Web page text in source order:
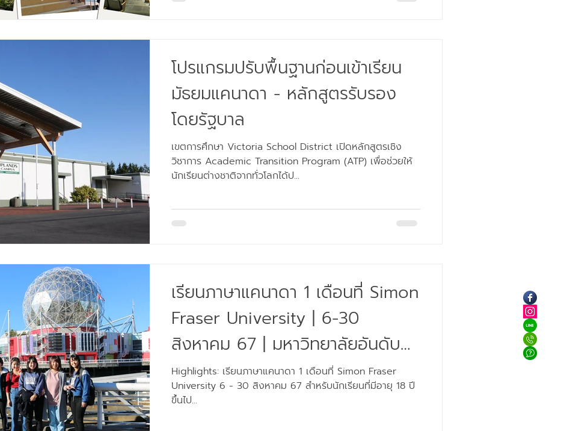
โปรแกรมปรับพื้นฐานก่อนเข้าเรียน
มัธยมแคนาดา - หลักสูตรรับรอง
โดยรัฐบาล
เขตการศึกษา Victoria School District เปิดหลักสูตรเชิง
วิชาการ Academic Transition Program (ATP) เพื่อช่วยให้
นักเรียนต่างชาติจากทั่วโลกได้ป...
เรียนภาษาแคนาดา 1 เดือนที่ Simon
Fraser University | 6-30
สิงหาคม 67 | มหาวิทยาลัยอันดับ
ท็อปของแคนาดา รับเพียง 10 ที่
เท่านั้น !
Highlights: เรียนภาษาแคนาดา 1 เดือนที่ Simon Fraser
University 6 - 30 สิงหาคม 67 สำหรับนักเรียนที่มีอายุ 18 ปี
ขึ้นไป...